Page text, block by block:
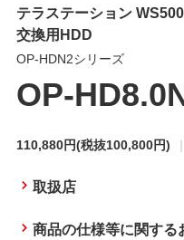
テラステーション
交換用HDD
OP-HDN2シリーズ
OP-
110,880円(税抜100,800円)
取扱店
商品の仕様等に関する